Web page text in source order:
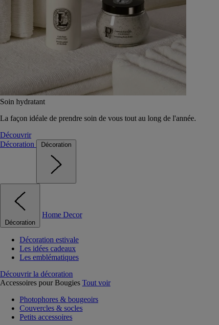
Soin hydratant
La façon idéale de prendre soin de vous tout au long de l'année.
Découvrir
Décoration
Décoration
Décoration
Home Decor
Décoration estivale
Les idées cadeaux
Les emblématiques
Découvrir la décoration
Accessoires pour Bougies Tout voir
Photophores & bougeoirs
Couvercles & socles
Petits accessoires